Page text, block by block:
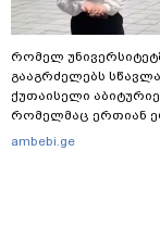
რომელ
გააგრძელებს
ქუთაისელი
რომელმაც ერთიან
გამოცდებზე, ყველა
ambebi.ge